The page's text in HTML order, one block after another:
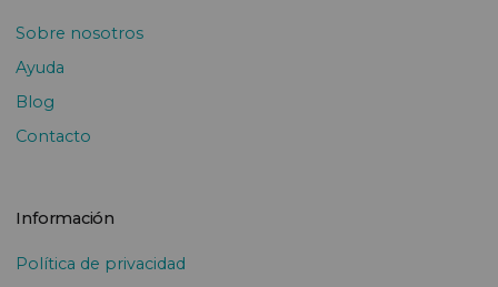
Sobre nosotros
Ayuda
Blog
Contacto
Información
Política de privacidad